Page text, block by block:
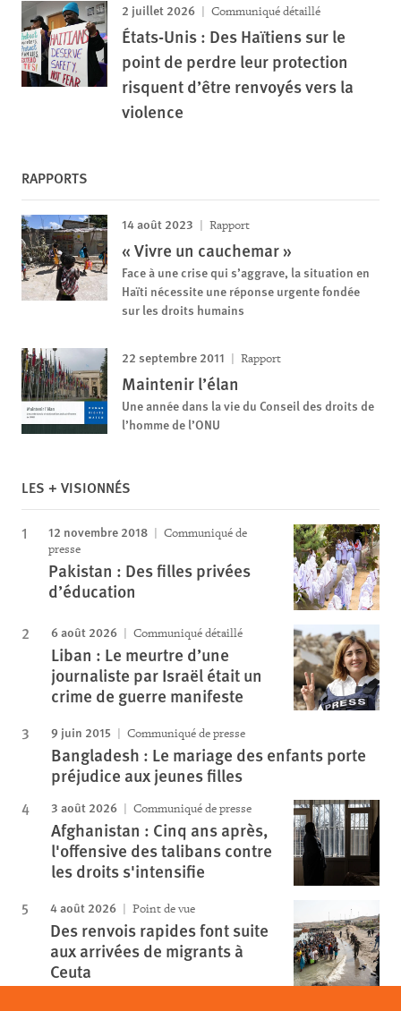
2 juillet 2026 Communiqué détaillé
États-Unis : Des Haïtiens sur le
point de perdre leur protection
risquent d’être renvoyés vers la
violence
RAPPORTS
14 août 2023 Rapport
« Vivre un cauchemar »
Face à une crise qui s’aggrave, la situation en
Haïti nécessite une réponse urgente fondée
sur les droits humains
22 septembre 2011 Rapport
Maintenir l’élan
Une année dans la vie du Conseil des droits de
l’homme de l’ONU
LES + VISIONNÉS
12 novembre 2018
Communiqué de
presse
Pakistan : Des filles privées
d’éducation
6 août 2026 Communiqué détaillé
Liban : Le meurtre d’une
journaliste par Israël était un
crime de guerre manifeste
9 juin 2015 Communiqué de presse
Bangladesh : Le mariage des enfants porte
préjudice aux jeunes filles
3 août 2026 Communiqué de presse
Afghanistan : Cinq ans après,
l'offensive des talibans contre
les droits s'intensifie
4 août 2026 Point de vue
Des renvois rapides font suite
aux arrivées de migrants à
Ceuta